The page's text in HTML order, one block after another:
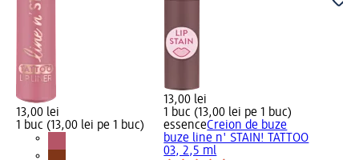
13,00 lei
1 buc (13,00 lei pe 1 buc)
13,00 lei
1 buc (13,00 lei pe 1 buc)
essenceCreion de buze
buze line n' STAIN! TATTOO
03, 2,5 ml